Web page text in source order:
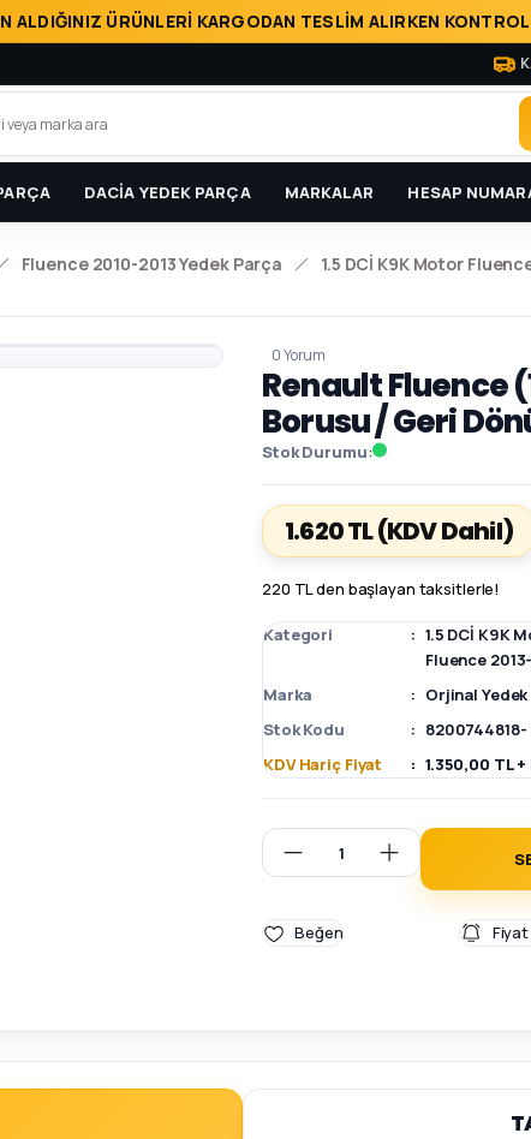
ALDIĞINIZ ÜRÜNLERİ KARGODAN TESLİM ALIRKEN
DACİA YEDEK PARÇA MARKALAR HESAP
Fluence 2010-2013 Yedek Parça 1.5 DCİ K9K Motor
0 Yorum
Renault Fluence
Borusu / Geri
Stok Durumu
1.620 TL(KDV Dahil)
220 TL den başlayan taksitlerle!
Kategori 1.5 DCİ K9K
Fluence
Marka
Orjinal
Stok Kodu
8200744818-
KDV Hariç Fiyat
1.350,00 TL +
Fiyat